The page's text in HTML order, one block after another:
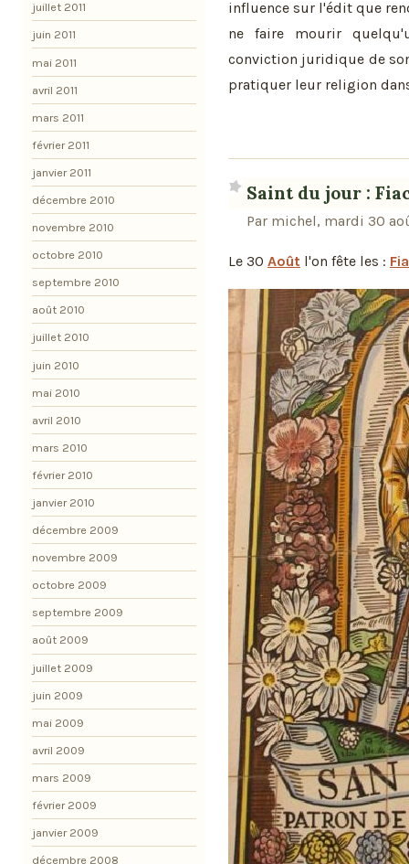
influence sur l'édit que
ne faire mourir
conviction juridique de
pratiquer leur religion
Saint du jour :
Par michel, mardi 30
Le 30 Août l'on fête les :
juillet 2011
juin 2011
mai 2011
avril 2011
mars 2011
février 2011
janvier 2011
décembre 2010
novembre 2010
octobre 2010
septembre 2010
août 2010
juillet 2010
juin 2010
mai 2010
avril 2010
mars 2010
février 2010
janvier 2010
décembre 2009
novembre 2009
octobre 2009
septembre 2009
août 2009
juillet 2009
juin 2009
mai 2009
avril 2009
mars 2009
février 2009
janvier 2009
décembre 2008